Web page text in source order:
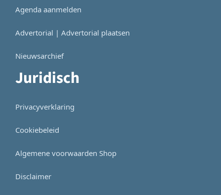
Agenda aanmelden
Advertorial | Advertorial plaatsen
Nieuwsarchief
Juridisch
Privacyverklaring
Cookiebeleid
Algemene voorwaarden Shop
Disclaimer